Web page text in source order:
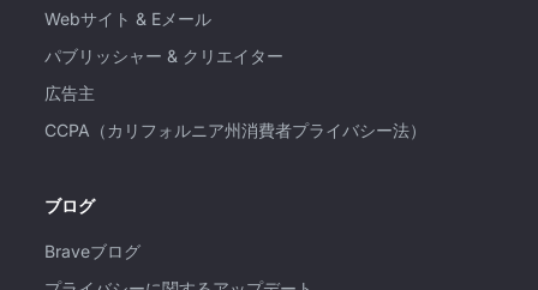
Webサイト & Eメール
パブリッシャー & クリエイター
広告主
CCPA（カリフォルニア州消費者プライバシー法）
ブログ
Braveブログ